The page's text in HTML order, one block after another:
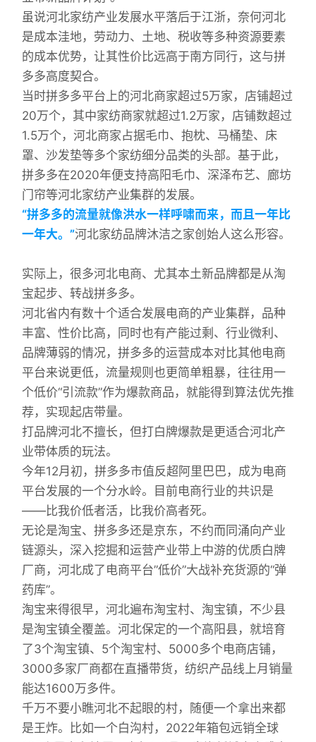
虽说河北家纺产业发展水平落后于江浙，奈何河北
是成本洼地，劳动力、土地、税收等多种资源要素
的成本优势，让其性价比远高于南方同行，这与拼
多多高度契合。
当时拼多多平台上的河北商家超过5万家，店铺超过
20万个，其中家纺商家就超过1.2万家，店铺数超过
1.5万个，河北商家占据毛巾、抱枕、马桶垫、床
罩、沙发垫等多个家纺细分品类的头部。基于此，
拼多多在2020年便支持高阳毛巾、深泽布艺、廊坊
门帘等河北家纺产业集群的发展。
“拼多多的流量就像洪水一样呼啸而来，而且一年比
一年大。”河北家纺品牌沐洁之家创始人这么形容。
实际上，很多河北电商、尤其本土新品牌都是从淘
宝起步、转战拼多多。
河北省内有数十个适合发展电商的产业集群，品种
丰富、性价比高，同时也有产能过剩、行业微利、
品牌薄弱的情况，拼多多的运营成本对比其他电商
平台来说更低，流量规则也更简单粗暴，往往用一
个低价“引流款”作为爆款商品，就能得到算法优先推
荐，实现起店带量。
打品牌河北不擅长，但打白牌爆款是更适合河北产
业带体质的玩法。
今年12月初，拼多多市值反超阿里巴巴，成为电商
平台发展的一个分水岭。目前电商行业的共识是
——比我价低者活，比我价高者死。
无论是淘宝、拼多多还是京东，不约而同涌向产业
链源头，深入挖掘和运营产业带上中游的优质白牌
厂商，河北成了电商平台”低价”大战补充货源的“弹
药库”。
淘宝来得很早，河北遍布淘宝村、淘宝镇，不少县
是淘宝镇全覆盖。河北保定的一个高阳县，就培育
了3个淘宝镇、5个淘宝村、5000多个电商店铺，
3000多家厂商都在直播带货，纺织产品线上月销量
能达1600万多件。
千万不要小瞧河北不起眼的村，随便一个拿出来都
是王炸。比如一个白沟村，2022年箱包远销全球